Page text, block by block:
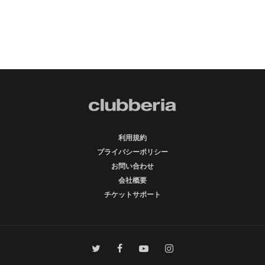
利用規約
プライバシーポリシー
お問い合わせ
会社概要
チケットサポート